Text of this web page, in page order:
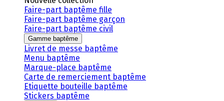
Faire-part baptême fille
Faire-part baptême garçon
Faire-part baptême civil
Gamme baptême
Livret de messe baptême
Menu baptême
Marque-place baptême
Carte de remerciement baptême
Etiquette bouteille baptême
Stickers baptême